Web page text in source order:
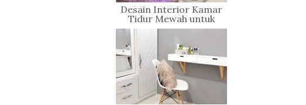
Desain Interior Kamar
Tidur Mewah untuk
Tidur yang Berkualitas